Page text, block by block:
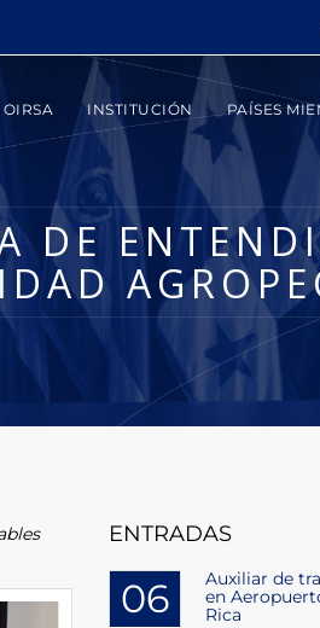
INSTITUCIÓN PAÍSES
DE
ENTRADAS
06
Auxiliar de
en
Rica